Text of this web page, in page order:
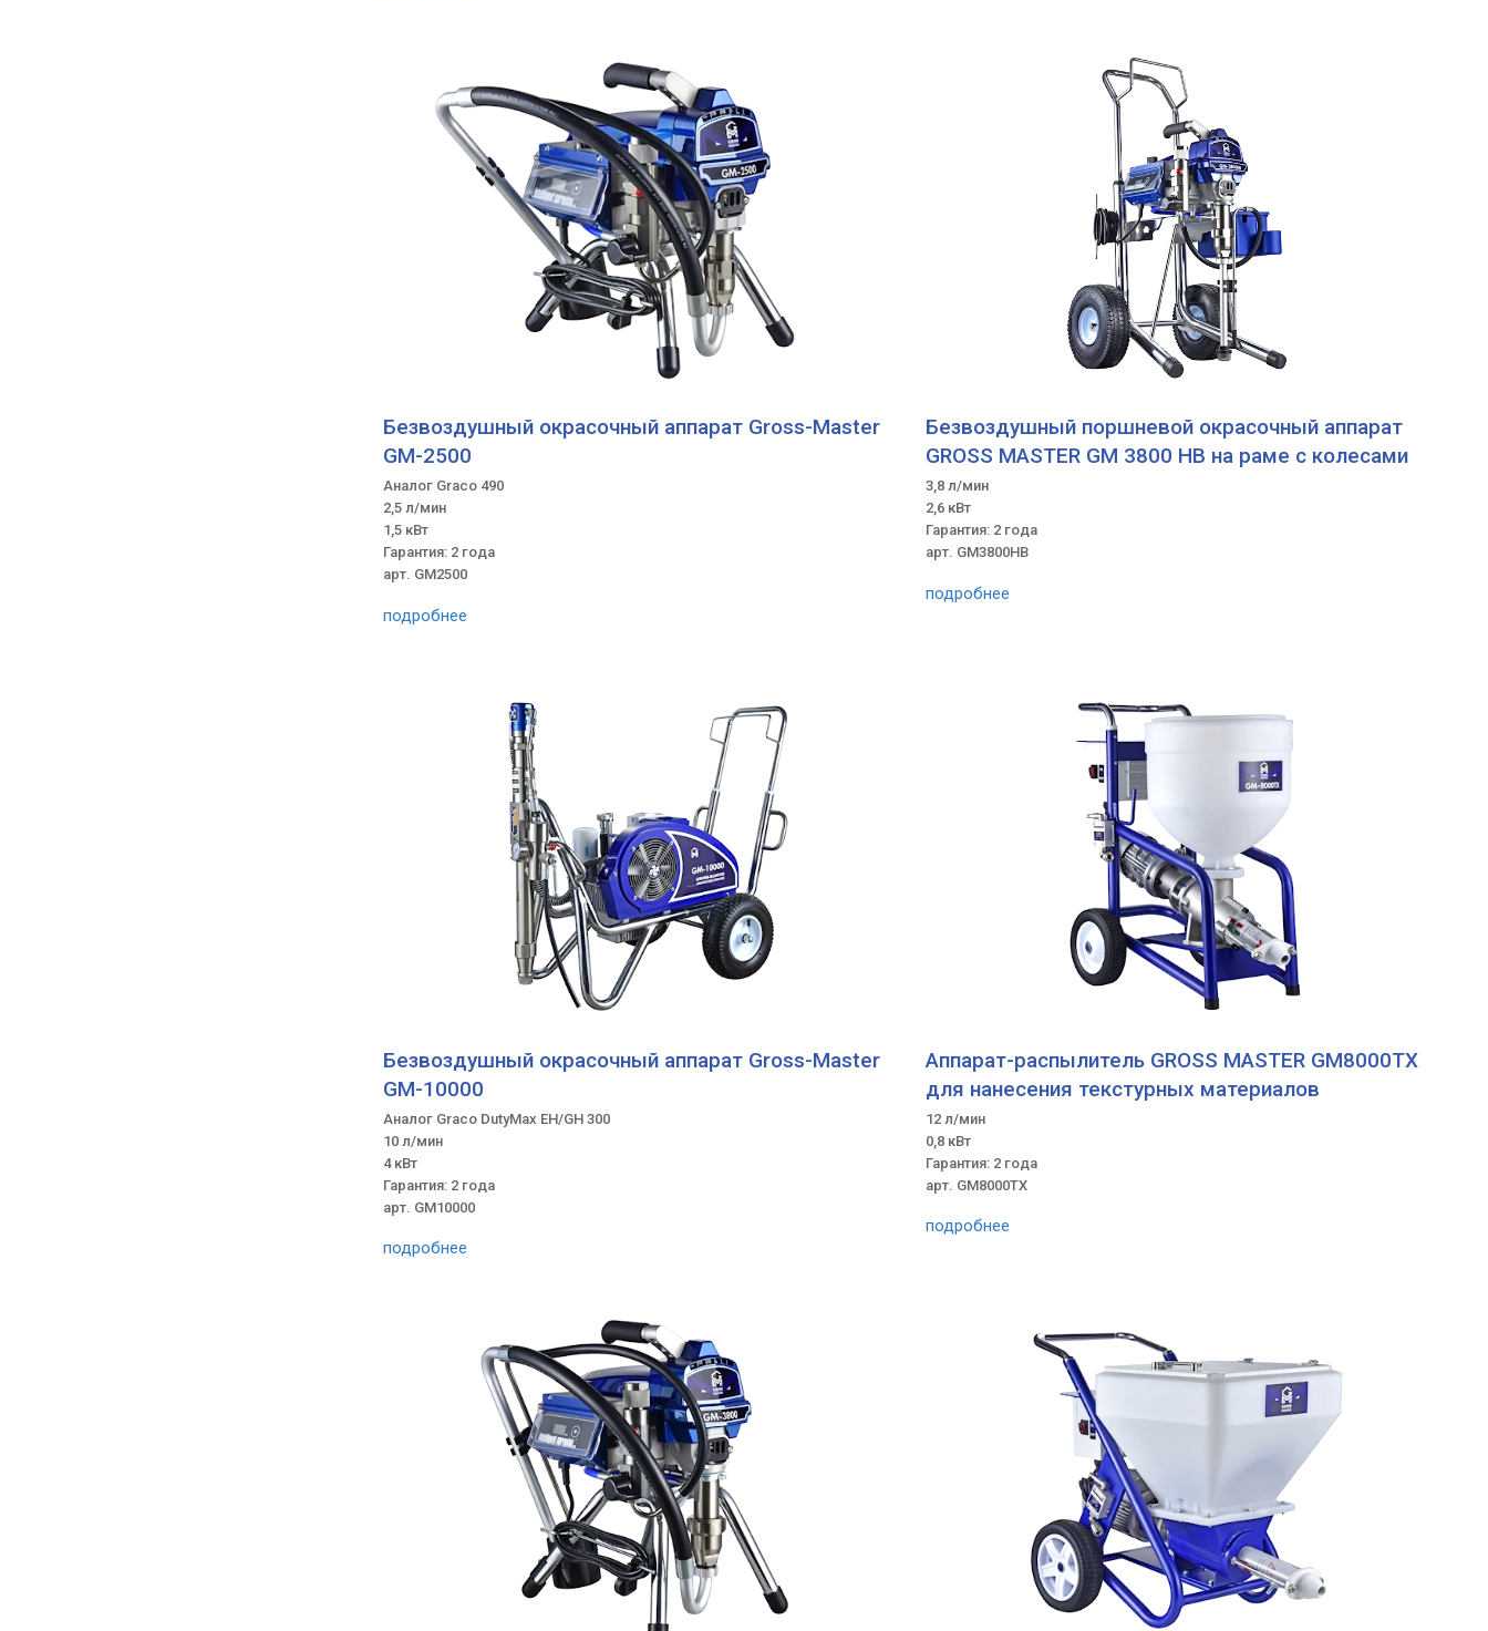
Безвоздушный окрасочный аппарат Gross-Master
GM-2500
Аналог Graco 490
2,5 л/мин
1,5 кВт
Гарантия: 2 года
арт. GM2500
подробнее
Безвоздушный поршневой окрасочный аппарат
GROSS MASTER GM 3800 HB на раме с колесами
3,8 л/мин
2,6 кВт
Гарантия: 2 года
арт. GM3800HB
подробнее
Безвоздушный окрасочный аппарат Gross-Master
GM-10000
Аналог Graco DutyMax EH/GH 300
10 л/мин
4 кВт
Гарантия: 2 года
арт. GM10000
подробнее
Аппарат-распылитель GROSS MASTER GM8000TX
для нанесения текстурных материалов
12 л/мин
0,8 кВт
Гарантия: 2 года
арт. GM8000TX
подробнее